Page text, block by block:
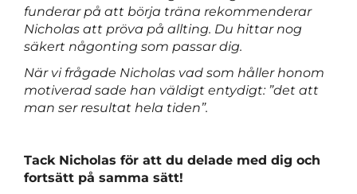
funderar på att börja träna rekommenderar
Nicholas att pröva på allting. Du hittar nog
säkert någonting som passar dig.
När vi frågade Nicholas vad som håller honom
motiverad sade han väldigt entydigt: ”det att
man ser resultat hela tiden”.
Tack Nicholas för att du delade med dig och
fortsätt på samma sätt!